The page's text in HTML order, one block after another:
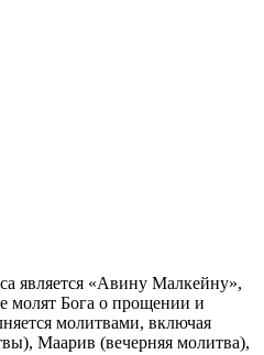
является «Авину Малкейну»,
молят Бога о прощении и
молитвами, включая
Маарив (вечерняя молитва),